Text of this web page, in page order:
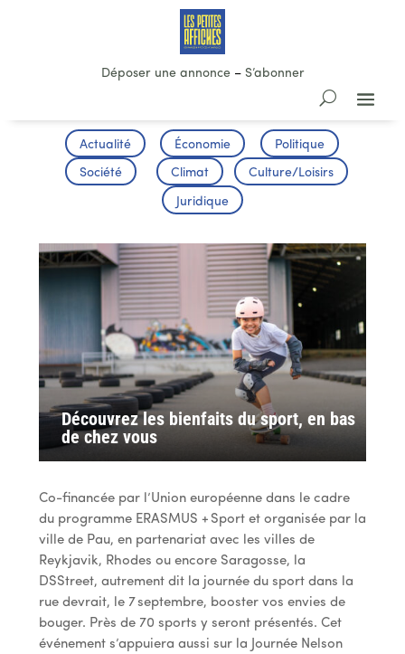
Déposer une annonce– S’abonner
Actualité Économie Politique
Société Climat Culture/Loisirs
Juridique
Découvrez les bienfaits du sport, en bas
de chez vous
Co-financée par l’Union européenne dans le cadre
du programme ERASMUS + Sport et organisée par la
ville de Pau, en partenariat avec les villes de
Reykjavik, Rhodes ou encore Saragosse, la
DSStreet, autrement dit la journée du sport dans la
rue devrait, le 7 septembre, booster vos envies de
bouger. Près de 70 sports y seront présentés. Cet
événement s’appuiera aussi sur la Journée Nelson